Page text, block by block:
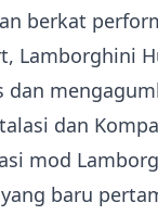
berkat
Lamborghini
dan
dan
mod
baru